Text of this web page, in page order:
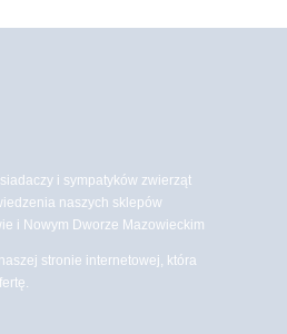
i sympatyków zwierząt
naszych sklepów
i Nowym Dworze Mazowieckim
stronie internetowej, która